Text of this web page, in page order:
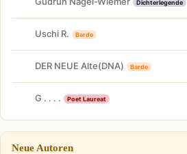
Dichterlegende
Uschi R. Barde
DER NEUE Alte(DNA) Barde
G . . . . Poet Laureat
Neue Autoren